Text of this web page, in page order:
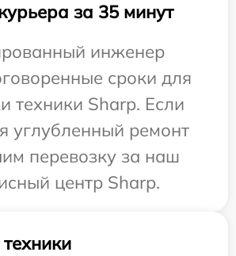
за 35 минут
инженер
сроки для
техники Sharp. Если
углубленный ремонт
перевозку за наш
центр Sharp.